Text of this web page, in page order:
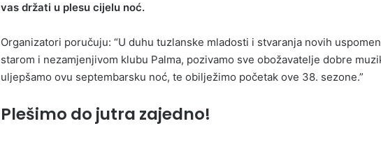
vas držati u plesu cijelu noć.
Organizatori poručuju: “U duhu tuzlanske mladosti i stvaranja novih
starom i nezamjenjivom klubu Palma, pozivamo sve obožavatelje dobre
uljepšamo ovu septembarsku noć, te obilježimo početak ove 38. sezone.”
Plešimo do jutra zajedno!